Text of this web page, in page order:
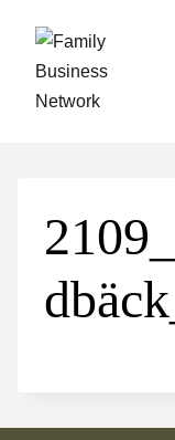
content